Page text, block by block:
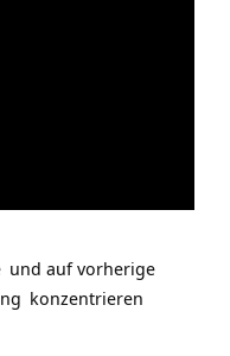
und auf vorherige
konzentrieren